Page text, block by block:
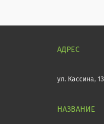
ул. Кассина,